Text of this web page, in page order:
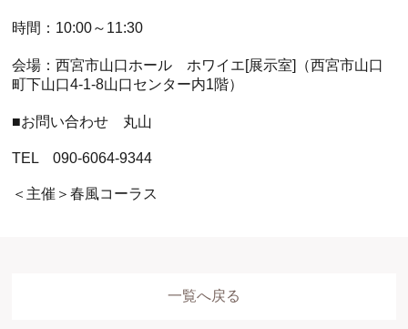
時間：10:00～11:30
会場：西宮市山口ホール ホワイエ[展示室]（西宮市山口
町下山口4-1-8山口センター内1階）
■お問い合わせ 丸山
TEL 090-6064-9344
＜主催＞春風コーラス
一覧へ戻る